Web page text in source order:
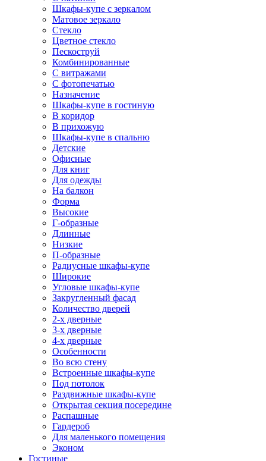
Шкафы-купе с зеркалом
Матовое зеркало
Стекло
Цветное стекло
Пескоструй
Комбинированные
С витражами
С фотопечатью
Назначение
Шкафы-купе в гостиную
В коридор
В прихожую
Шкафы-купе в спальню
Детские
Офисные
Для книг
Для одежды
На балкон
Форма
Высокие
Г-образные
Длинные
Низкие
П-образные
Радиусные шкафы-купе
Широкие
Угловые шкафы-купе
Закругленный фасад
Количество дверей
2-х дверные
3-х дверные
4-х дверные
Особенности
Во всю стену
Встроенные шкафы-купе
Под потолок
Раздвижные шкафы-купе
Открытая секция посередине
Распашные
Гардероб
Для маленького помещения
Эконом
Гостиные